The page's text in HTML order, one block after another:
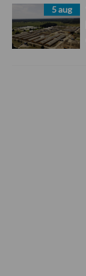
5 aug